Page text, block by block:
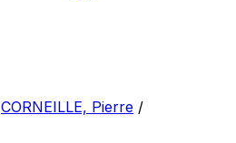
CORNEILLE, Pierre /